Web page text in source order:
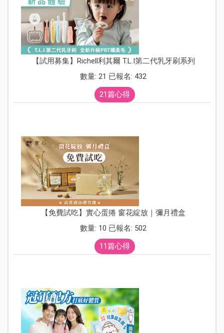
【試用募集】Richell利其爾 T.L.I第二代乳牙刷系列
數量: 21 已報名: 432
21篇心得
【免費試吃】實心蛋捲 窗花綻放｜彌月禮盒
數量: 10 已報名: 502
11篇心得